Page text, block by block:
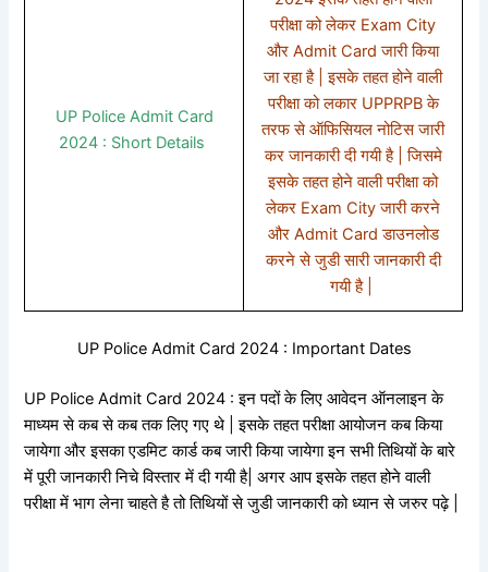
UP Police Admit Card
2024 : Short Details
परीक्षा को लेकर Exam City
और Admit Card जारी किया
जा रहा है | इसके तहत होने वाली
परीक्षा को लकार UPPRPB के
तरफ से ऑफिसियल नोटिस जारी
कर जानकारी दी गयी है | जिसमे
इसके तहत होने वाली परीक्षा को
लेकर Exam City जारी करने
और Admit Card डाउनलोड
करने से जुडी सारी जानकारी दी
गयी है |
UP Police Admit Card 2024 : Important Dates
UP Police Admit Card 2024 : इन पदों के लिए आवेदन ऑनलाइन के
माध्यम से कब से कब तक लिए गए थे | इसके तहत परीक्षा आयोजन कब किया
जायेगा और इसका एडमिट कार्ड कब जारी किया जायेगा इन सभी तिथियों के बारे
में पूरी जानकारी निचे विस्तार में दी गयी है| अगर आप इसके तहत होने वाली
परीक्षा में भाग लेना चाहते है तो तिथियों से जुडी जानकारी को ध्यान से जरुर पढ़े |